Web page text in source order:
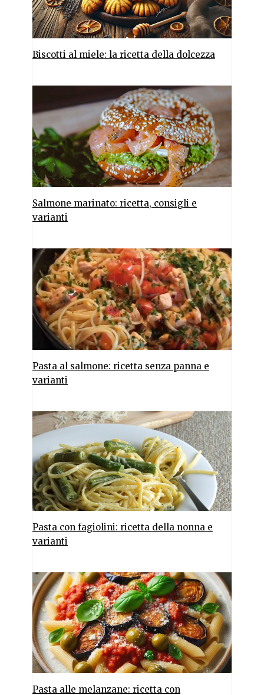
Biscotti al miele: la ricetta della dolcezza
Salmone marinato: ricetta, consigli e
varianti
Pasta al salmone: ricetta senza panna e
varianti
Pasta con fagiolini: ricetta della nonna e
varianti
Pasta alle melanzane: ricetta con